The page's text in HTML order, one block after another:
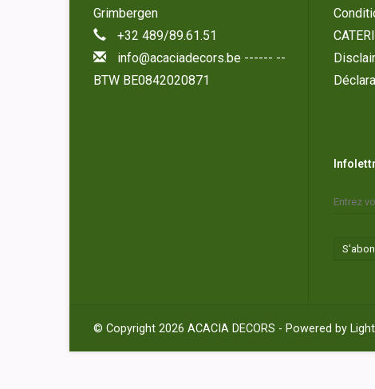
Grimbergen
+32 489/89.61.51
info@acaciadecors.be ------ --
BTW BE0842020871
© Copyright 2026 ACACIA DECORS - Powered by